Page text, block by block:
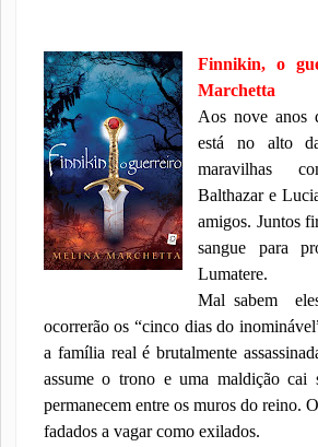
Finnikin, o
Marchetta
Aos nove anos
está no alto
maravilhas
Balthazar e
amigos. Juntos
sangue para
Lumatere.
Mal sabem
ocorrerão os “cinco dias do
a família real é brutalmente
assume o trono e uma maldição cai
permanecem entre os muros do reino.
fadados a vagar como exilados.